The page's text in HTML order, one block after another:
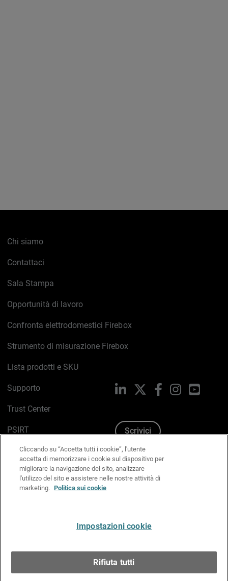
Chi siamo
Contattaci
Sala Stampa
Opportunità di lavoro
Confronta elettrodomestici Firebox
Strumento di misurazione Firebox
Lista prodotti e SKU
Supporto
Trust Center
PSIRT
Politica sui cookie
Informativa sulla privacy
Kit Media & Brand
LinkedIn FacebookInstagram
Scrivici
Cliccando su “Accetta tutti i cookie”, l'utente
accetta di memorizzare i cookie sul dispositivo per
migliorare la navigazione del sito, analizzare
l'utilizzo del sito e assistere nelle nostre attività di
marketing. Politica sui cookie
Impostazioni cookie
Rifiuta tutti